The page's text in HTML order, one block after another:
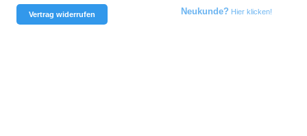
Vertrag widerrufen Neukunde? Hier klicken!